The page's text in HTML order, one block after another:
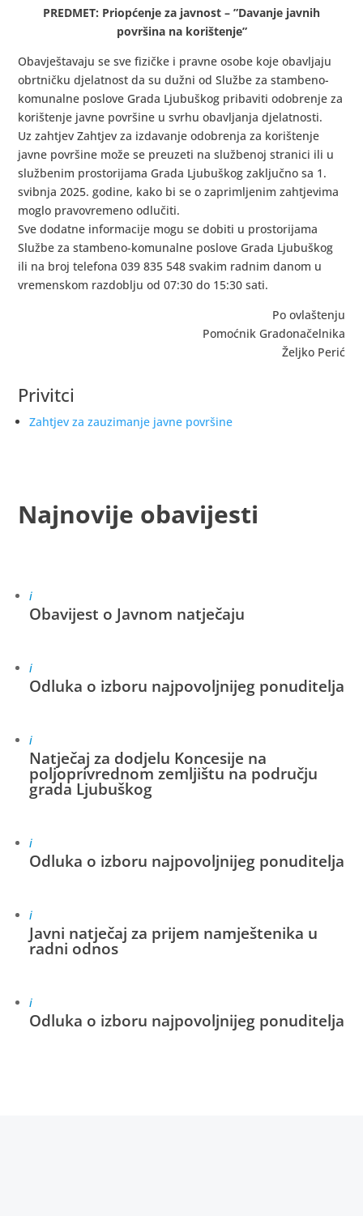
PREDMET: Priopćenje za javnost – ”Davanje javnih
površina na korištenje”
Obavještavaju se sve fizičke i pravne osobe koje obavljaju
obrtničku djelatnost da su dužni od Službe za stambeno-
komunalne poslove Grada Ljubuškog pribaviti odobrenje za
korištenje javne površine u svrhu obavljanja djelatnosti.
Uz zahtjev Zahtjev za izdavanje odobrenja za korištenje
javne površine može se preuzeti na službenoj stranici ili u
službenim prostorijama Grada Ljubuškog zaključno sa 1.
svibnja 2025. godine, kako bi se o zaprimljenim zahtjevima
moglo pravovremeno odlučiti.
Sve dodatne informacije mogu se dobiti u prostorijama
Službe za stambeno-komunalne poslove Grada Ljubuškog
ili na broj telefona 039 835 548 svakim radnim danom u
vremenskom razdoblju od 07:30 do 15:30 sati.
Po ovlaštenju
Pomoćnik Gradonačelnika
Željko Perić
Privitci
Zahtjev za zauzimanje javne površine
Najnovije obavijesti
i
Obavijest o Javnom natječaju
i
Odluka o izboru najpovoljnijeg ponuditelja
i
Natječaj za dodjelu Koncesije na
poljoprivrednom zemljištu na području
grada Ljubuškog
i
Odluka o izboru najpovoljnijeg ponuditelja
i
Javni natječaj za prijem namještenika u
radni odnos
i
Odluka o izboru najpovoljnijeg ponuditelja